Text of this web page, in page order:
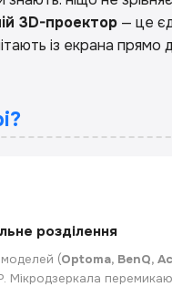
3D-проектор — це
із екрана прямо
розділення
моделей (Optoma, BenQ,
Мікродзеркала